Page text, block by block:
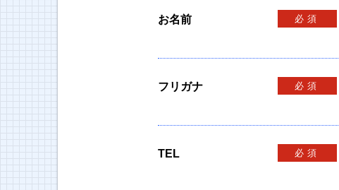
お名前 必須
フリガナ 必須
TEL 必須